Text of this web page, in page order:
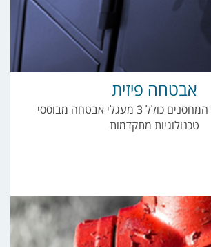
אבטחה פיזית
מערך אבטחת המחסנים כולל 3 מעגלי אבטחה מבוססי
טכנולוגיות מתקדמות